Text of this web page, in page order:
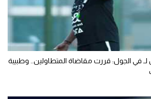
في الجول: قررت مقاضاة المتطاولين.. وطبيبة